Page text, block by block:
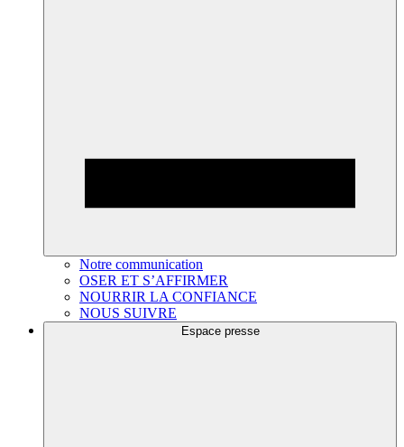
Notre communication
OSER ET S’AFFIRMER
NOURRIR LA CONFIANCE
NOUS SUIVRE
Espace presse